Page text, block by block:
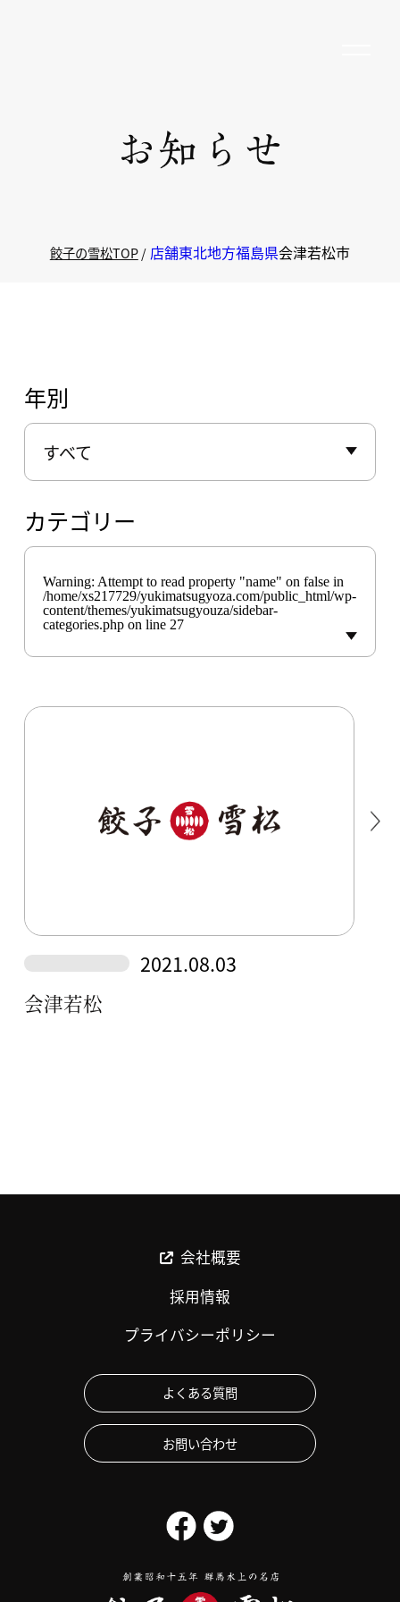
餃子の雪松TOP 店舗東北地方福島県会津若松市
年別
すべて
カテゴリー
Warning: Attempt to read property "name" on false in
/home/xs217729/yukimatsugyoza.com/public_html/wp-
content/themes/yukimatsugyouza/sidebar-
categories.phpon line 27
2021.08.03
会津若松
会社概要
採用情報
プライバシーポリシー
よくある質問
お問い合わせ